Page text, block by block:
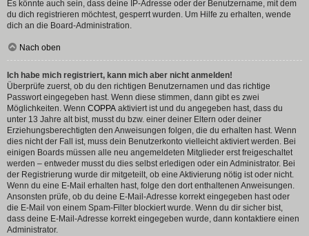
Es könnte auch sein, dass deine IP-Adresse oder der Benutzername, mit dem
du dich registrieren möchtest, gesperrt wurden. Um Hilfe zu erhalten, wende
dich an die Board-Administration.
Nach oben
Ich habe mich registriert, kann mich aber nicht anmelden!
Überprüfe zuerst, ob du den richtigen Benutzernamen und das richtige
Passwort eingegeben hast. Wenn diese stimmen, dann gibt es zwei
Möglichkeiten. Wenn COPPA aktiviert ist und du angegeben hast, dass du
unter 13 Jahre alt bist, musst du bzw. einer deiner Eltern oder deiner
Erziehungsberechtigten den Anweisungen folgen, die du erhalten hast. Wenn
dies nicht der Fall ist, muss dein Benutzerkonto vielleicht aktiviert werden. Bei
einigen Boards müssen alle neu angemeldeten Mitglieder erst freigeschaltet
werden – entweder musst du dies selbst erledigen oder ein Administrator. Bei
der Registrierung wurde dir mitgeteilt, ob eine Aktivierung nötig ist oder nicht.
Wenn du eine E-Mail erhalten hast, folge den dort enthaltenen Anweisungen.
Ansonsten prüfe, ob du deine E-Mail-Adresse korrekt eingegeben hast oder
die E-Mail von einem Spam-Filter blockiert wurde. Wenn du dir sicher bist,
dass deine E-Mail-Adresse korrekt eingegeben wurde, dann kontaktiere einen
Administrator.